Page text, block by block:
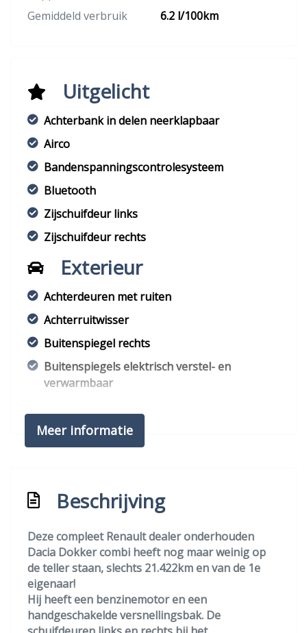
Gemiddeld verbruik
6.2 l/100km
Uitgelicht
Achterbank in delen neerklapbaar
Airco
Bandenspanningscontrolesysteem
Bluetooth
Zijschuifdeur links
Zijschuifdeur rechts
Exterieur
Achterdeuren met ruiten
Achterruitwisser
Buitenspiegel rechts
Buitenspiegels elektrisch verstel- en
verwarmbaar
Bumpers in carrosseriekleur
Dakrails
Mistlampen voor
Zijschuifdeur links
Zijschuifdeur rechts
Overige
Meer informatie
Beschrijving
Deze compleet Renault dealer onderhouden
Dacia Dokker combi heeft nog maar weinig op
de teller staan, slechts 21.422km en van de 1e
eigenaar!
Hij heeft een benzinemotor en een
handgeschakelde versnellingsbak. De